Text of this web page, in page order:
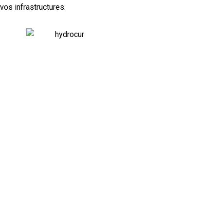
vos infrastructures.